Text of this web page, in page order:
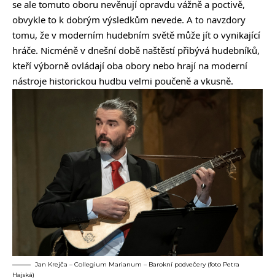
se ale tomuto oboru nevěnují opravdu vážně a poctivě,
obvykle to k dobrým výsledkům nevede. A to navzdory
tomu, že v moderním hudebním světě může jít o vynikající
hráče. Nicméně v dnešní době naštěstí přibývá hudebníků,
kteří výborně ovládají oba obory nebo hrají na moderní
nástroje historickou hudbu velmi poučeně a vkusně.
Jan Krejča – Collegium Marianum – Barokní podvečery (foto Petra
Hajská)